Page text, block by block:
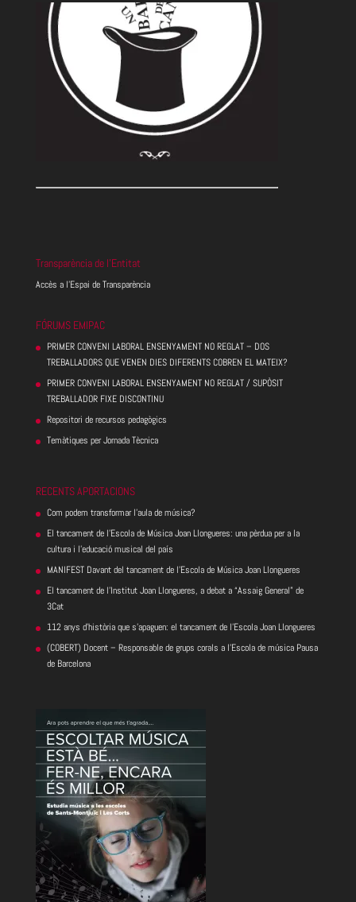
Transparència de l’Entitat
Accès a l’Espai de Transparència
FÓRUMS EMIPAC
PRIMER CONVENI LABORAL ENSENYAMENT NO REGLAT – DOS
TREBALLADORS QUE VENEN DIES DIFERENTS COBREN EL MATEIX?
PRIMER CONVENI LABORAL ENSENYAMENT NO REGLAT / SUPÒSIT
TREBALLADOR FIXE DISCONTINU
Repositori de recursos pedagògics
Temàtiques per Jornada Tècnica
RECENTS APORTACIONS
Com podem transformar l’aula de música?
El tancament de l’Escola de Música Joan Llongueres: una pèrdua per a la
cultura i l’educació musical del país
MANIFEST Davant del tancament de l’Escola de Música Joan Llongueres
El tancament de l’Institut Joan Llongueres, a debat a “Assaig General” de
3Cat
112 anys d’història que s’apaguen: el tancament de l’Escola Joan Llongueres
(COBERT) Docent – Responsable de grups corals a l’Escola de música Pausa
de Barcelona